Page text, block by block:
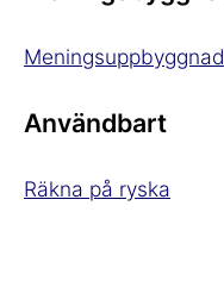
Meningsuppbyggnad
Användbart
Räkna på ryska